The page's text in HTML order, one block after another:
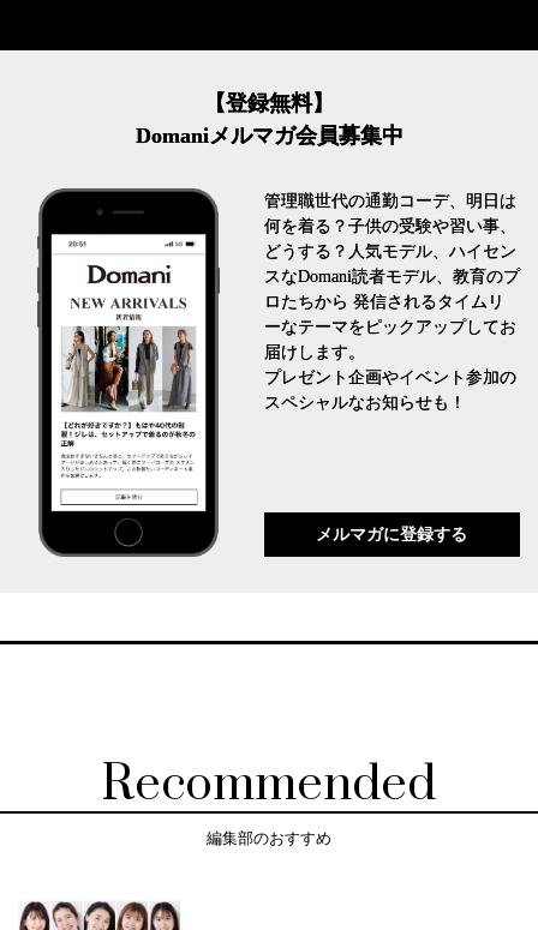
【登録無料】
Domaniメルマガ会員募集中
管理職世代の通勤コーデ、明日は
何を着る？子供の受験や習い事、
どうする？人気モデル、ハイセン
スなDomani読者モデル、教育のプ
ロたちから 発信されるタイムリ
ーなテーマをピックアップしてお
届けします。
プレゼント企画やイベント参加の
スペシャルなお知らせも！
メルマガに登録する
Recommended
編集部のおすすめ